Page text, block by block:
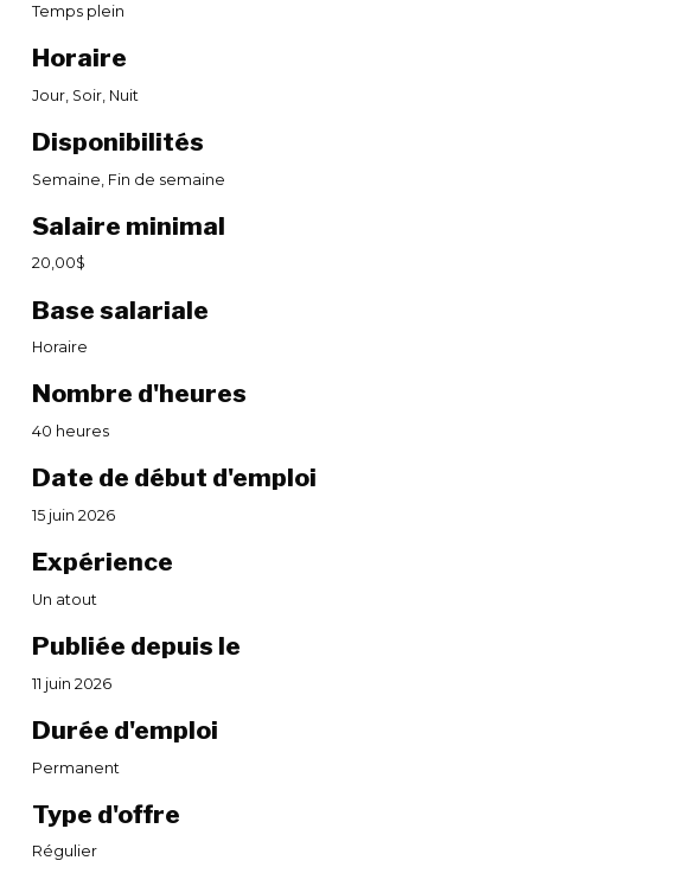
Temps plein
Horaire
Jour, Soir, Nuit
Disponibilités
Semaine, Fin de semaine
Salaire minimal
20,00$
Base salariale
Horaire
Nombre d'heures
40 heures
Date de début d'emploi
15 juin 2026
Expérience
Un atout
Publiée depuis le
11 juin 2026
Durée d'emploi
Permanent
Type d'offre
Régulier